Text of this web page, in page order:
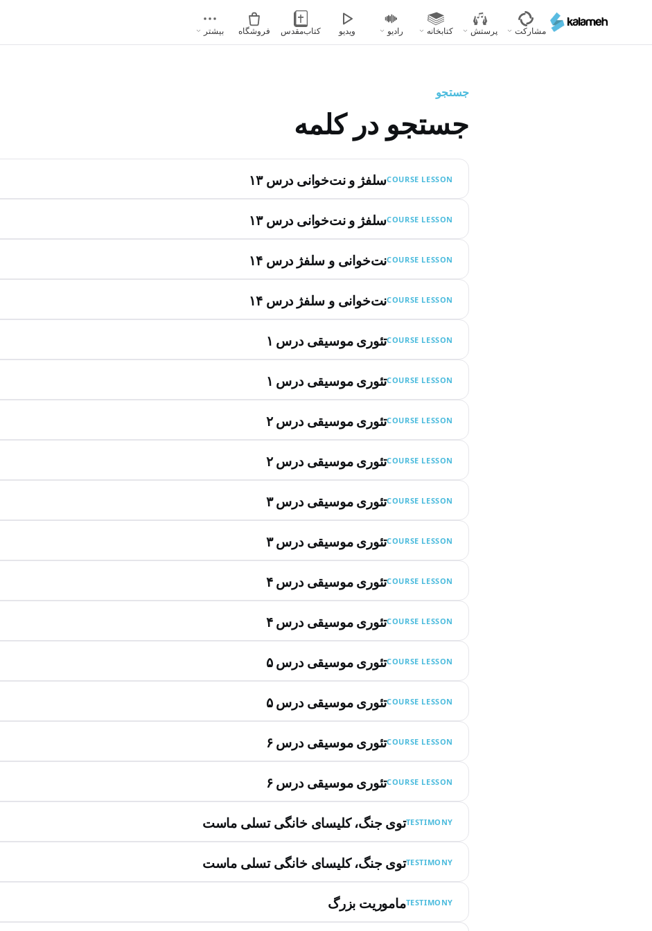
محتوای
مشارکت پرستش کتابخانه رادیو ویدیو کتاب‌مقدس فروشگاه بیشتر
جستجو
جستجو در کلمه
COURSE LESSONسلفژ و نت‌خوانی درس ۱۳
COURSE LESSONسلفژ و نت‌خوانی درس ۱۳
COURSE LESSONنت‌خوانی و سلفژ درس ۱۴
COURSE LESSONنت‌خوانی و سلفژ درس ۱۴
COURSE LESSONتئوری موسیقی درس ۱
COURSE LESSONتئوری موسیقی درس ۱
COURSE LESSONتئوری موسیقی درس ۲
COURSE LESSONتئوری موسیقی درس ۲
COURSE LESSONتئوری موسیقی درس ۳
COURSE LESSONتئوری موسیقی درس ۳
COURSE LESSONتئوری موسیقی درس ۴
COURSE LESSONتئوری موسیقی درس ۴
COURSE LESSONتئوری موسیقی درس ۵
COURSE LESSONتئوری موسیقی درس ۵
COURSE LESSONتئوری موسیقی درس ۶
COURSE LESSONتئوری موسیقی درس ۶
TESTIMONYتوی جنگ، کلیسای خانگی تسلی ماست
TESTIMONYتوی جنگ، کلیسای خانگی تسلی ماست
TESTIMONYماموریت بزرگ